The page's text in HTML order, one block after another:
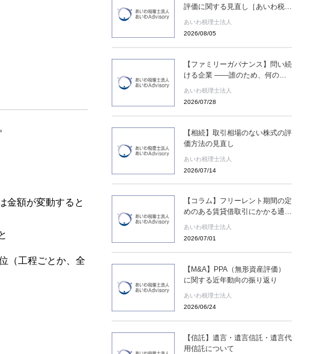
金額が変動すると
（工程ごとか、全
評価に関する見直し［あいわ税理
士法人 コラム］
あいわ税理士法人
2026/08/05
【ファミリーガバナンス】問い続
ける企業 ――誰のため、何のた
あいわ税理士法人
2026/07/28
【相続】取引相場のない株式の評
価方法の見直し
あいわ税理士法人
2026/07/14
【コラム】フリーレント期間の定
めのある賃貸借取引にかかる通達
の新設［あいわ税理士法人 コラ
あいわ税理士法人
2026/07/01
【M&A】PPA（無形資産評価）
に関する近年動向の振り返り
あいわ税理士法人
2026/06/24
【信託】遺言・遺言信託・遺言代
用信託について